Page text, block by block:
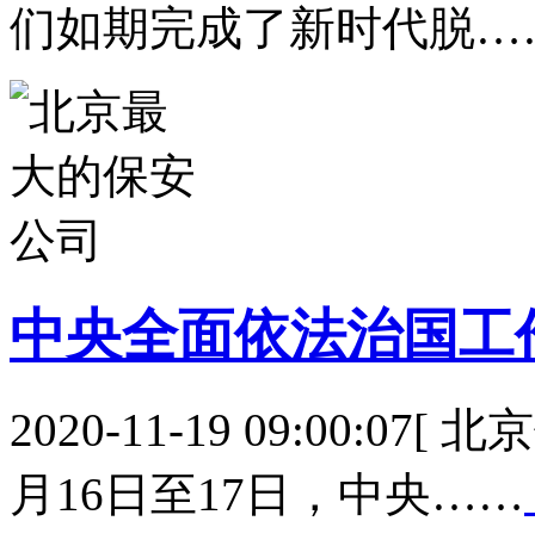
们如期完成了新时代脱
中央全面依法治国
2020-11-19 09:00:07[ 北
月16日至17日，中央……